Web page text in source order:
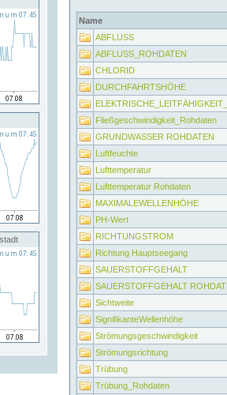
Name
ABFLUSS
ABFLUSS_ROHDATEN
CHLORID
DURCHFAHRTSHÖHE
Fließgeschwindigkeit_Rohdaten
GRUNDWASSER ROHDATEN
Luftfeuchte
Lufttemperatur
Lufttemperatur Rohdaten
MAXIMALEWELLENHÖHE
PH-Wert
RICHTUNGSTROM
Richtung Hauptseegang
SAUERSTOFFGEHALT
SAUERSTOFFGEHALT
Sichtweite
SignifikanteWellenhöhe
Strömungsgeschwindigkeit
Strömungsrichtung
Trübung
Trübung_Rohdaten